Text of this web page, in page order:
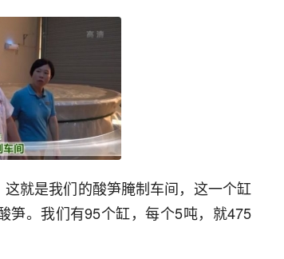
这就是我们的酸笋腌制车间，这一个缸
笋。我们有95个缸，每个5吨，就475